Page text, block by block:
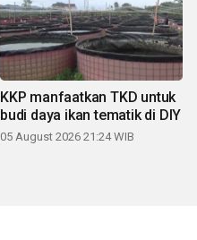
KKP manfaatkan TKD untuk
budi daya ikan tematik di DIY
05 August 2026 21:24 WIB